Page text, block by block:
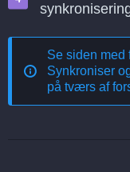
Se siden med
Synkroniser
på tværs af